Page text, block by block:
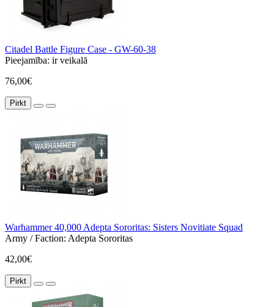
Citadel Battle Figure Case - GW-60-38
Pieejamība: ir veikalā
76,00€
Pirkt
Warhammer 40,000 Adepta Sororitas: Sisters Novitiate Squad
Army / Faction: Adepta Sororitas
42,00€
Pirkt